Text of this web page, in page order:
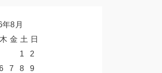
年8月
木 金 土 日
1
2
7 8
9